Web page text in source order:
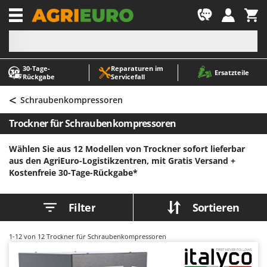
30‑Tage-
Rückgabe
Reparaturen im
Servicefall
Ersatzteile
-1
A
Abbeermaschinen - Traubenmühlen
Abfüllgeräte
Akku Gartenscheren
Akku Gras- und Strauchscheren
Akku-Stichsägen
Allzwecktransporter - Motorschubkarren
Anbaubagger Heckbagger für Traktoren
Arbeitsschutzkleidung
Aschesauger
Astkettensägen - Hochentaster
A
ABAC
AgriEuro Premium
AgriEuro TOP-LINE
AGT
Aima
Airmec
ALA 2000
Alce
Alpina
Ama
< Schraubenkompressoren
Trockner für Schraubenkompressoren
Wählen Sie aus 12 Modellen von Trockner sofort lieferbar
aus den AgriEuro-Logistikzentren, mit Gratis Versand +
Kostenfreie 30-Tage-Rückgabe*
Filter Sortieren
1-12 von 12 Trockner für Schraubenkompressoren